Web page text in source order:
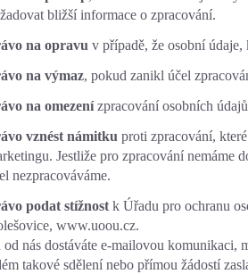
bližší informace o zpracování.
na opravu v případě, že osobní údaje,
na výmaz, pokud zanikl účel
na omezenízpracování osobních
vznést námitku proti zpracování,
Jestliže pro zpracování nemáme
nezpracováváme.
podat stížnostk Úřadu pro ochranu
www.uoou.cz.
od nás dostáváte e-mailovou komunikaci,
takové sdělení nebo přímou žádostí